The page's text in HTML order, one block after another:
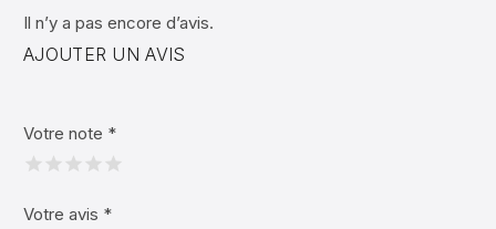
Il n’y a pas encore d’avis.
AJOUTER UN AVIS
Votre note *
Votre avis *